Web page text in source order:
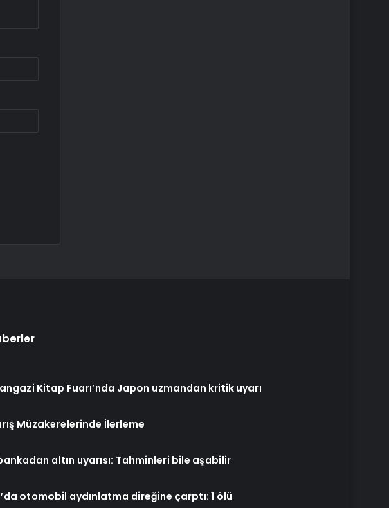
Kitap Fuarı’nda Japon uzmandan kritik uyarı
Müzakerelerinde İlerleme
altın uyarısı: Tahminleri bile aşabilir
otomobil aydınlatma direğine çarptı: 1 ölü